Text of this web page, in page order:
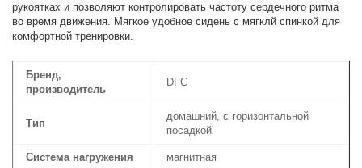
рукоятках и позволяют контролировать частоту сердечного ритма
во время движения. Мягкое удобное сидень c мягклй спинкой для
комфортной тренировки.
Бренд,
производитель
DFC
Тип
домашний, с горизонтальной
посадкой
Система нагружения магнитная